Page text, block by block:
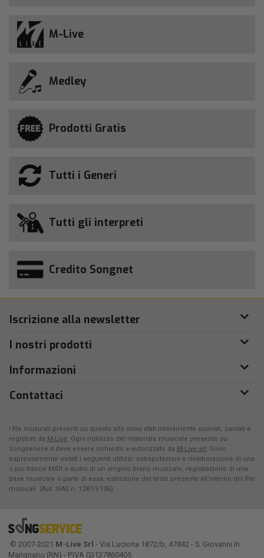
M-Live
Medley
Prodotti Gratis
Tutti i Generi
Tutti gli interpreti
Credito Songnet
Iscrizione alla newsletter
I nostri prodotti
Informazioni
Contattaci
I file musicali presenti su questo sito sono stati interamente suonati, cantati e
registrati da M-Live. Ogni riutilizzo del materiale musicale presente su
Songservice.it deve essere richiesto e autorizzato da M-Live srl . Sono
espressamente vietati i seguenti utilizzi: estrapolazioni e rielaborazione di una
o più tracce MIDI o audio di un singolo brano musicale, registrazione di una
base musicale o parte di essa, estrazione del testo presente all'interno dei file
musicali. (Aut. SIAE n. 1287/I/106)
© 2007-2021 M-Live Srl - Via Luciona 1872/b, 47842 - S. Giovanni In
Marignano (RN) - P.IVA 03127860405